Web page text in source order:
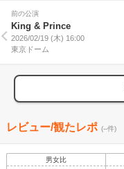
前の公演
King & Prince
2026/02/19 (木) 16:00
東京ドーム
レビュー/観たレポ (--件)
男女比